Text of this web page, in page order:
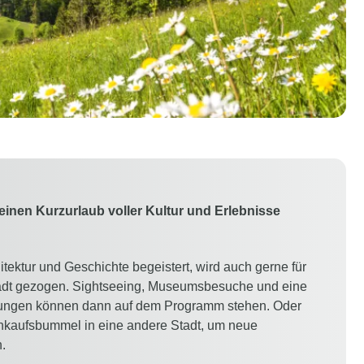
Kurzurlaub voller Kultur und Erlebnisse
und Geschichte begeistert, wird auch gerne für
gezogen. Sightseeing, Museumsbesuche und eine
können dann auf dem Programm stehen. Oder
in eine andere Stadt, um neue